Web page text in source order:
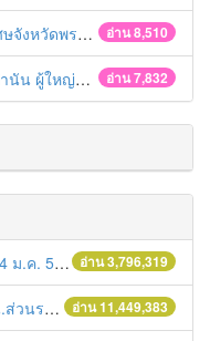
อ่าน 8,510
รีอยุธยา 2560
อ่าน 7,832
หญ่บ้าน ฯลฯ
อ่าน 3,796,319
ม.ค. 58
อ่าน 11,449,383
ายน 2558